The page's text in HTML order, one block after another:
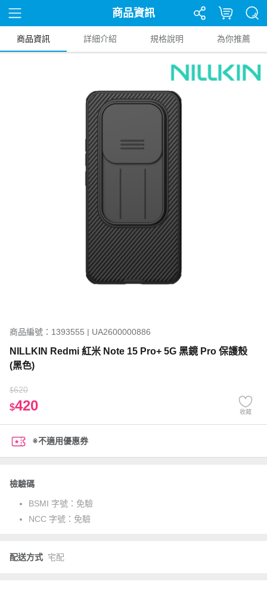
商品資訊
商品資訊 詳細介紹 規格說明 為你推薦
商品編號：1393555 | UA2600000886
NILLKIN Redmi 紅米 Note 15 Pro+ 5G 黑鏡 Pro 保護殼
(黑色)
$620
$420 收藏
※不適用優惠券
檢驗碼
BSMI 字號： 免驗
NCC 字號： 免驗
配送方式 宅配